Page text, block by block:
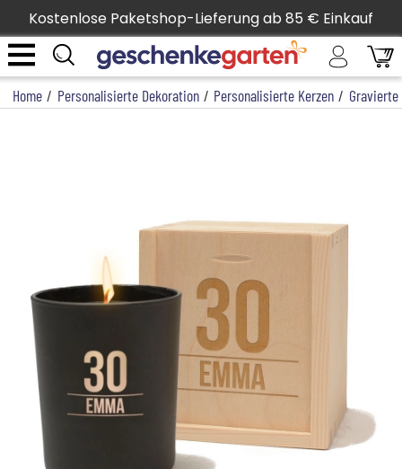
Kostenlose Paketshop-Lieferung ab 85 € Einkauf
Home / Personalisierte Dekoration / Personalisierte Kerzen / Gravierte